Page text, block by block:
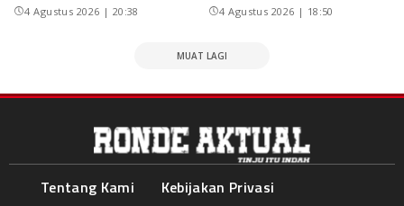
4 Agustus 2026 | 20:38 4 Agustus 2026 | 18:50
MUAT LAGI
Tentang Kami
Kebijakan Privasi